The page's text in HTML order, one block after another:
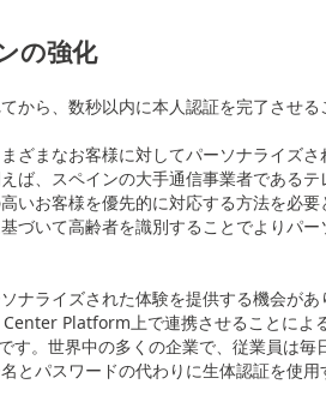
の強化
から、数秒以内に本人認証を完了させる
ざまなお客様に対してパーソナライズ
ば、スペインの大手通信事業者である
いお客様を優先的に対応する方法を必
づいて高齢者を識別することでよりパ
ナライズされた体験を提供する機会が
Platform上で連携させることによ
。世界中の多くの企業で、従業員は毎
とパスワードの代わりに生体認証を使